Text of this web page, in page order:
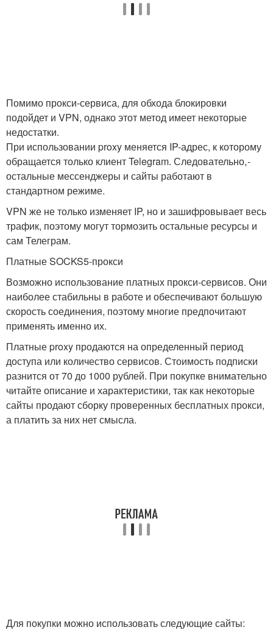
Помимо прокси-сервиса, для обхода блокировки
подойдет и VPN, однако этот метод имеет некоторые
недостатки.
При использовании proxy меняется IP-адрес, к которому
обращается только клиент Telegram. Следовательно, -
остальные мессенджеры и сайты работают в
стандартном режиме.
VPN же не только изменяет IP, но и зашифровывает весь
трафик, поэтому могут тормозить остальные ресурсы и
сам Телеграм.
Платные SOCKS5-прокси
Возможно использование платных прокси-сервисов. Они
наиболее стабильны в работе и обеспечивают большую
скорость соединения, поэтому многие предпочитают
применять именно их.
Платные proxy продаются на определенный период
доступа или количество сервисов. Стоимость подписки
разнится от 70 до 1000 рублей. При покупке внимательно
читайте описание и характеристики, так как некоторые
сайты продают сборку проверенных бесплатных прокси,
а платить за них нет смысла.
Для покупки можно использовать следующие сайты: